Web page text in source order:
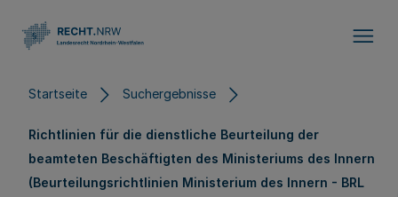
Startseite Suchergebnisse
Richtlinien für die dienstliche Beurteilung der
beamteten Beschäftigten des Ministeriums des Innern
(Beurteilungsrichtlinien Ministerium des Innern - BRL